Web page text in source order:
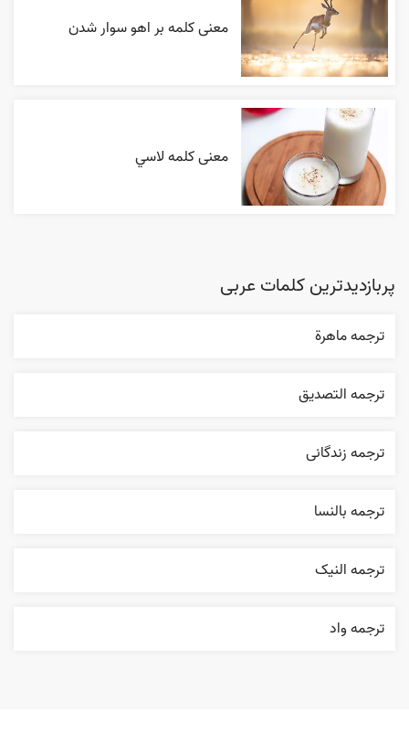
معنی کلمه بر اهو سوار شدن
معنی کلمه لاسي
پربازدیدترین کلمات عربی
ترجمه ماهرة
ترجمه التصديق
ترجمه زندگانی
ترجمه بالنسا
ترجمه النیک
ترجمه واد